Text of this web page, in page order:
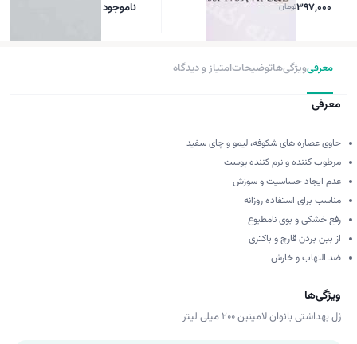
397,000تومان ناموجود
معرفیویژگی‌هاتوضیحاتامتیاز و دیدگاه
معرفی
حاوی عصاره های شکوفه، لیمو و چای سفید
مرطوب کننده و نرم کننده پوست
عدم ایجاد حساسیت و سوزش
مناسب برای استفاده روزانه
رفع خشکی و بوی نامطبوع
از بین بردن قارچ و باکتری
ضد التهاب و خارش
ویژگی‌ها
ژل بهداشتی بانوان لامینین 200 میلی لیتر